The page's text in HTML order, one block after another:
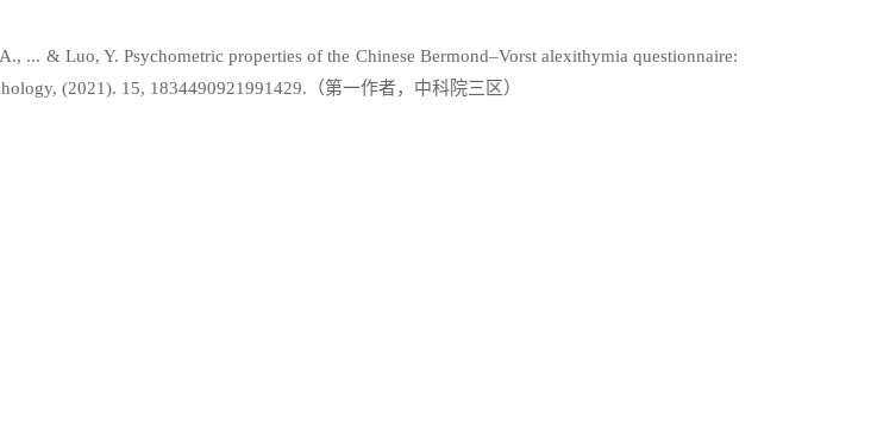
... & Luo, Y. Psychometric properties of the Chinese Bermond–Vorst alexithymia questionnaire:
(2021). 15, 1834490921991429.（第一作者，中科院三区）